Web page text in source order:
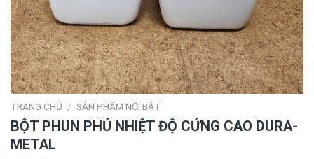
TRANG CHỦ / SẢN PHẨM NỔI BẬT
BỘT PHUN PHỦ NHIỆT ĐỘ CỨNG CAO DURA-
METAL